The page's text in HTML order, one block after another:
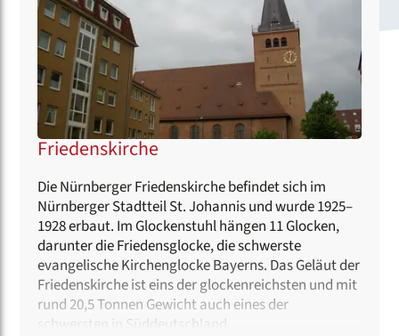
Friedenskirche
Die Nürnberger Friedenskirche befindet sich im
Nürnberger Stadtteil St. Johannis und wurde 1925–
1928 erbaut. Im Glockenstuhl hängen 11 Glocken,
darunter die Friedensglocke, die schwerste
evangelische Kirchenglocke Bayerns. Das Geläut der
Friedenskirche ist eins der glockenreichsten und mit
rund 20,5 Tonnen Gewicht auch eines der
schwersten in Süddeutschland.